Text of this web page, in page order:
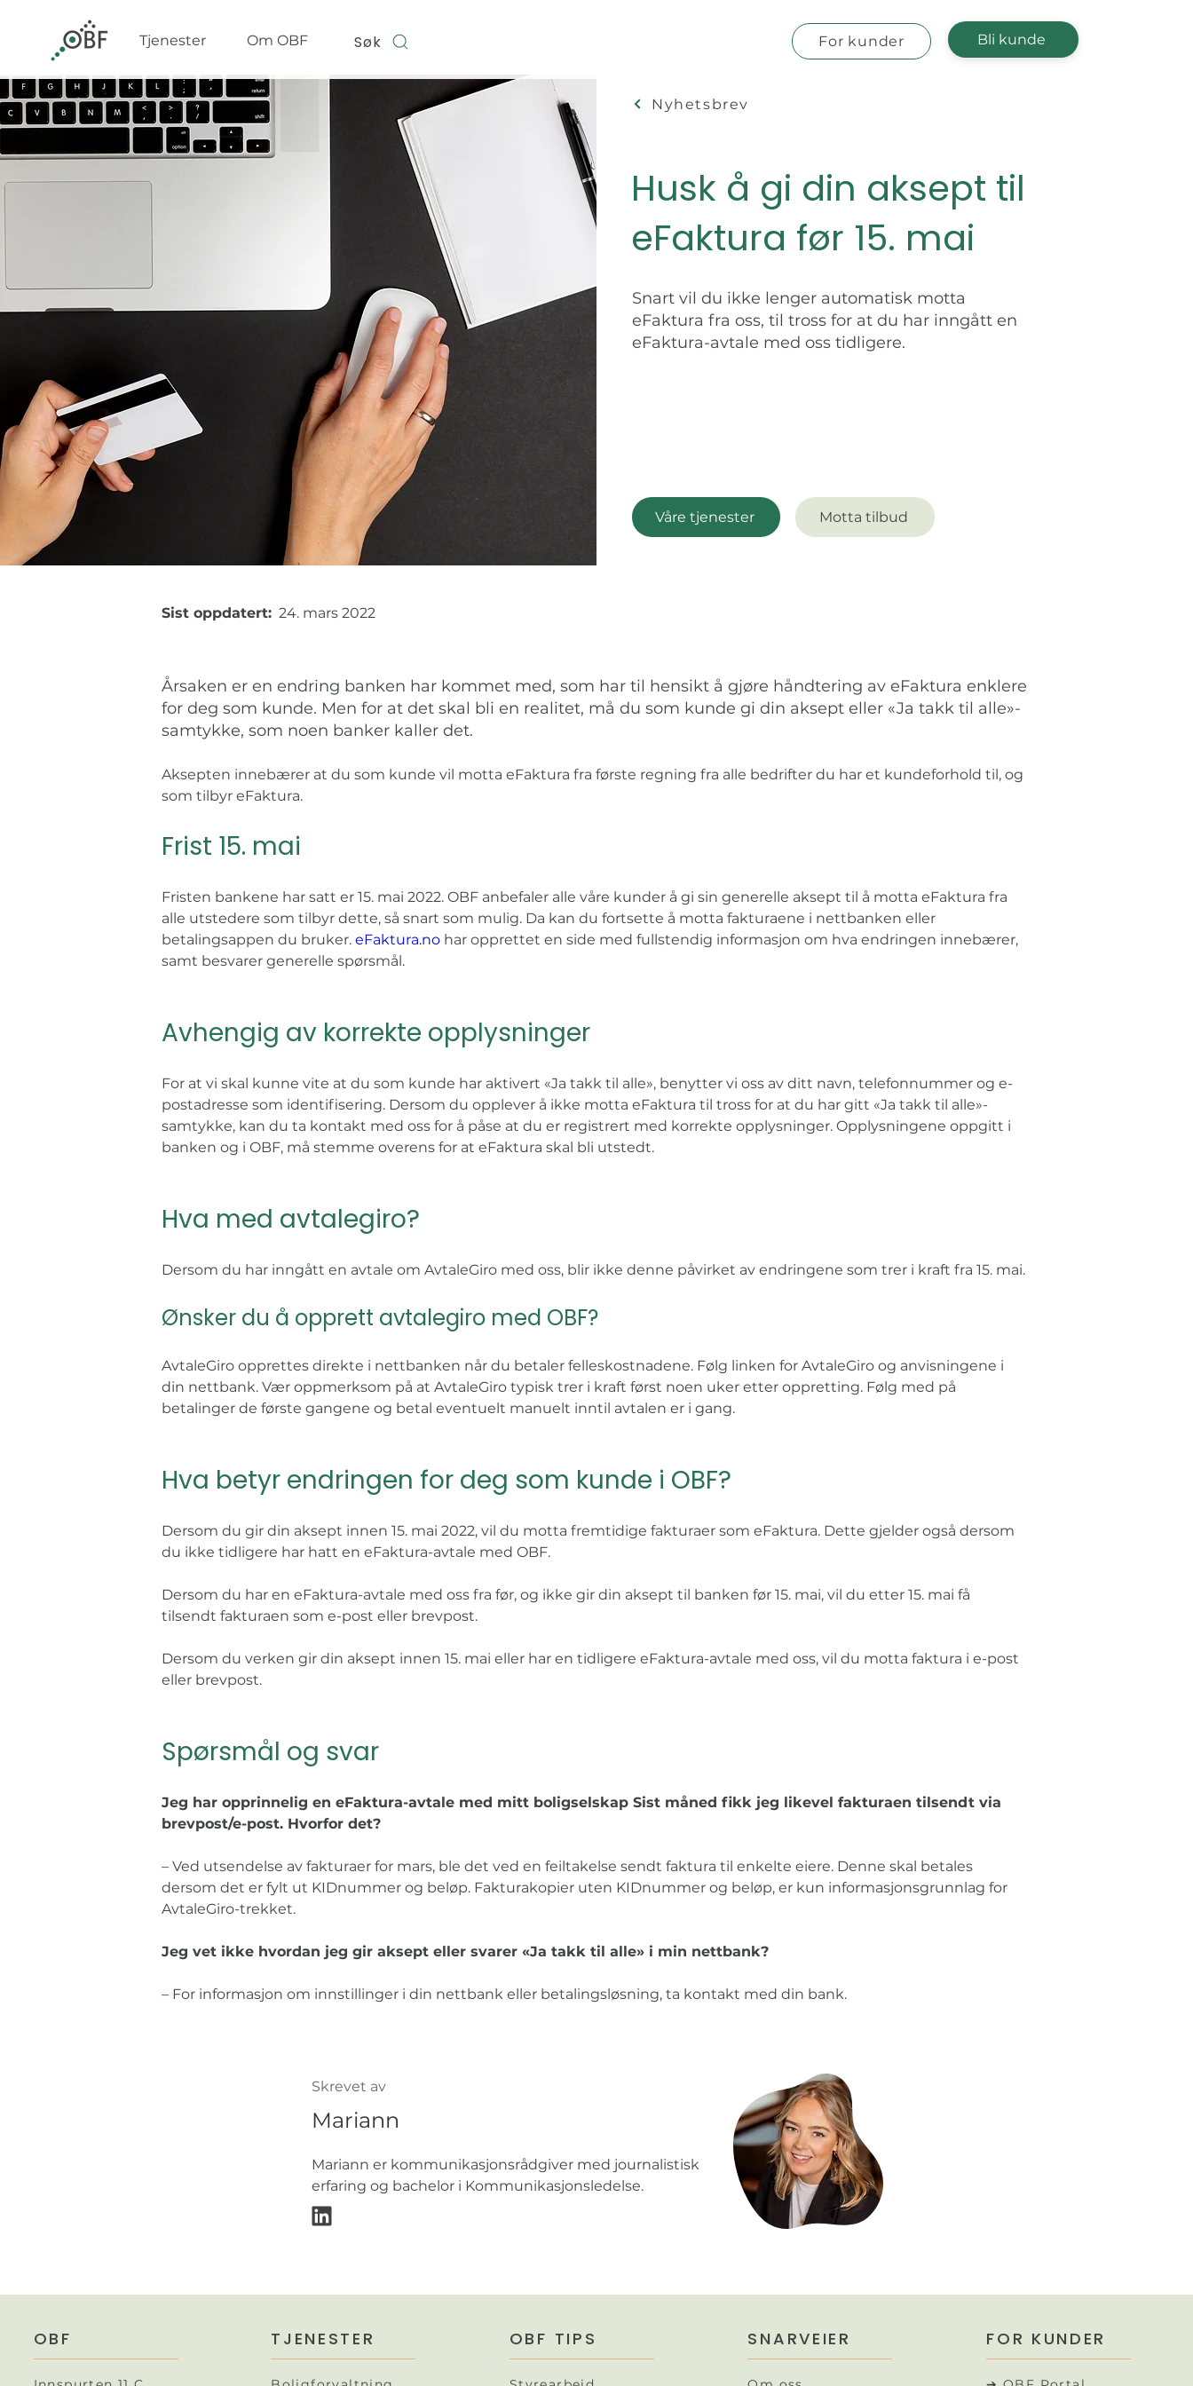
Tjenester Om OBF Søk For kunder Bli kunde
Nyhetsbrev
Husk å gi din aksept til
eFaktura før 15. mai
Snart vil du ikke lenger automatisk motta
eFaktura fra oss, til tross for at du har inngått en
eFaktura-avtale med oss tidligere.
Våre tjenester Motta tilbud
Sist oppdatert: 24. mars 2022
Årsaken er en endring banken har kommet med, som har til hensikt å gjøre håndtering av eFaktura enklere
for deg som kunde. Men for at det skal bli en realitet, må du som kunde gi din aksept eller «Ja takk til alle»-
samtykke, som noen banker kaller det.
Aksepten innebærer at du som kunde vil motta eFaktura fra første regning fra alle bedrifter du har et kundeforhold til, og
som tilbyr eFaktura.
Frist 15. mai
Fristen bankene har satt er 15. mai 2022. OBF anbefaler alle våre kunder å gi sin generelle aksept til å motta eFaktura fra
alle utstedere som tilbyr dette, så snart som mulig. Da kan du fortsette å motta fakturaene i nettbanken eller
betalingsappen du bruker. eFaktura.no har opprettet en side med fullstendig informasjon om hva endringen innebærer,
samt besvarer generelle spørsmål.
Avhengig av korrekte opplysninger
For at vi skal kunne vite at du som kunde har aktivert «Ja takk til alle», benytter vi oss av ditt navn, telefonnummer og e-
postadresse som identifisering. Dersom du opplever å ikke motta eFaktura til tross for at du har gitt «Ja takk til alle»-
samtykke, kan du ta kontakt med oss for å påse at du er registrert med korrekte opplysninger. Opplysningene oppgitt i
banken og i OBF, må stemme overens for at eFaktura skal bli utstedt.
Hva med avtalegiro?
Dersom du har inngått en avtale om AvtaleGiro med oss, blir ikke denne påvirket av endringene som trer i kraft fra 15. mai.
Ønsker du å opprett avtalegiro med OBF?
AvtaleGiro opprettes direkte i nettbanken når du betaler felleskostnadene. Følg linken for AvtaleGiro og anvisningene i
din nettbank. Vær oppmerksom på at AvtaleGiro typisk trer i kraft først noen uker etter oppretting. Følg med på
betalinger de første gangene og betal eventuelt manuelt inntil avtalen er i gang.
Hva betyr endringen for deg som kunde i OBF?
Dersom du gir din aksept innen 15. mai 2022, vil du motta fremtidige fakturaer som eFaktura. Dette gjelder også dersom
du ikke tidligere har hatt en eFaktura-avtale med OBF.
Dersom du har en eFaktura-avtale med oss fra før, og ikke gir din aksept til banken før 15. mai, vil du etter 15. mai få
tilsendt fakturaen som e-post eller brevpost.
Dersom du verken gir din aksept innen 15. mai eller har en tidligere eFaktura-avtale med oss, vil du motta faktura i e-post
eller brevpost.
Spørsmål og svar
Jeg har opprinnelig en eFaktura-avtale med mitt boligselskap Sist måned fikk jeg likevel fakturaen tilsendt via
brevpost/e-post. Hvorfor det?
– Ved utsendelse av fakturaer for mars, ble det ved en feiltakelse sendt faktura til enkelte eiere. Denne skal betales
dersom det er fylt ut KIDnummer og beløp. Fakturakopier uten KIDnummer og beløp, er kun informasjonsgrunnlag for
AvtaleGiro-trekket.
Jeg vet ikke hvordan jeg gir aksept eller svarer «Ja takk til alle» i min nettbank?
– For informasjon om innstillinger i din nettbank eller betalingsløsning, ta kontakt med din bank.
Skrevet av
Mariann
Mariann er kommunikasjonsrådgiver med journalistisk
erfaring og bachelor i Kommunikasjonsledelse.
OBF TJENESTER OBF TIPS SNARVEIER FOR KUNDER